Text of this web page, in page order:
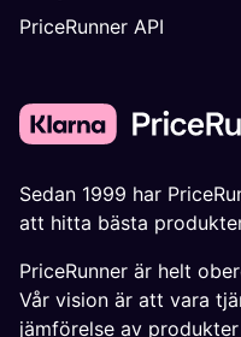
PriceRunner API
Sedan 1999 har
att hitta bästa
PriceRunner är helt
Vår vision är att vara
jämförelse av